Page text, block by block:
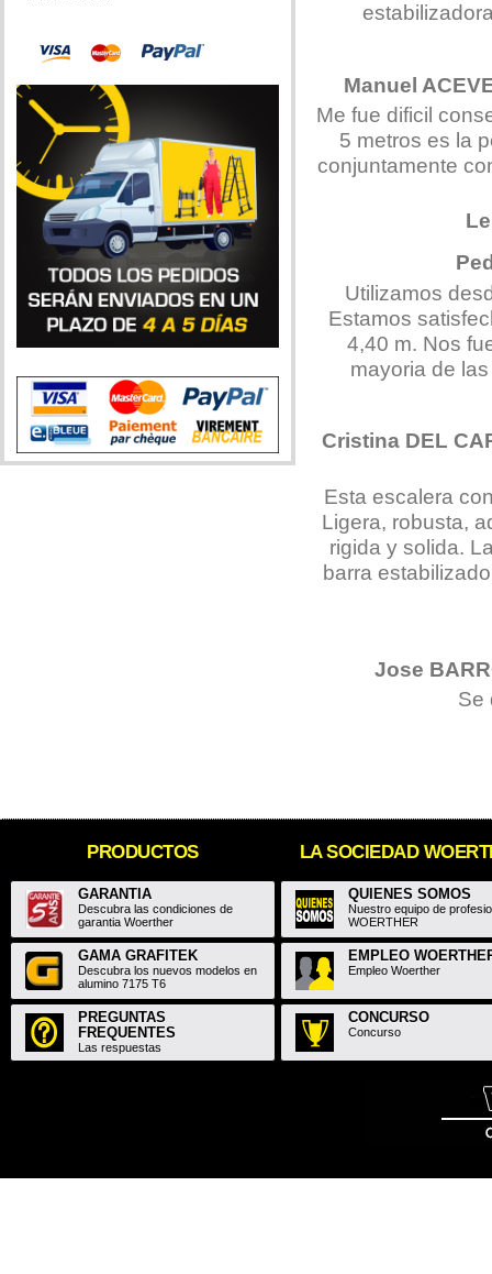
Manuel
Me fue dificil
5 metros es la
conjuntamente
Utilizamos
Estamos
4,40 m. Nos
mayoria de
Cristina DEL
Esta escalera
Ligera, robusta,
rigida y solida.
barra
Jose
Se
PRODUCTOS
GARANTIA
Descubra las condiciones de
garantia Woerther
GAMA GRAFITEK
Descubra los nuevos modelos en
alumino 7175 T6
PREGUNTAS
FREQUENTES
Las respuestas
LA SOCIEDAD
QUIENES SOMOS
Nuestro equipo de
WOERTHER
EMPLEO
Empleo Woerther
CONCURSO
Concurso